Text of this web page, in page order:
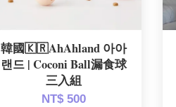
韓國🇰🇷AhAhland 아아
랜드 | Coconi Ball漏食球
三入組
NT$ 500